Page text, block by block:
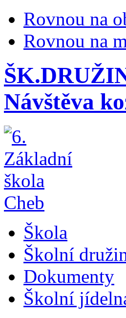
Rovnou na
Rovnou na
Návštěva
Škola
Školní
Dokumenty
Školní